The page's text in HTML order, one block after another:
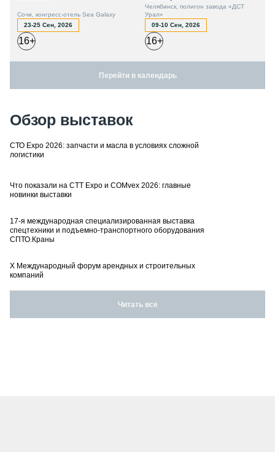
Сочи, конгресс-отель Sea Galaxy
23-25 Сен, 2026
16+
Челябинск, полигон завода «ДСТ
Урал»
09-10 Сен, 2026
16+
Перейти в календарь
Обзор выставок
СТО Expo 2026: запчасти и масла в условиях сложной
логистики
Что показали на CTT Expo и COMvex 2026: главные
новинки выставки
17-я международная специализированная выставка
спецтехники и подъемно-транспортного оборудования
СПТО.Краны
X Международный форум арендных и строительных
компаний
Читать все